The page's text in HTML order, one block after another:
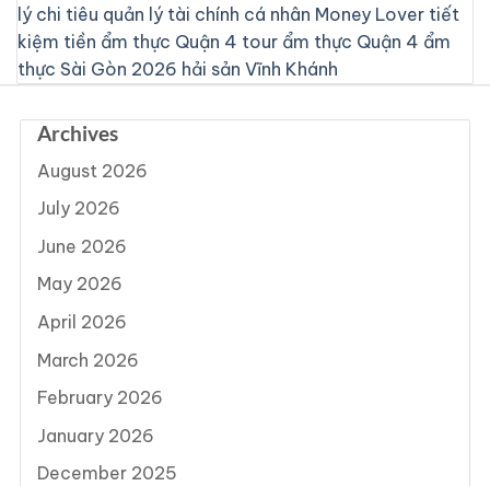
lý chi tiêu quản lý tài chính cá nhân Money Lover tiết
kiệm tiền ẩm thực Quận 4 tour ẩm thực Quận 4 ẩm
thực Sài Gòn 2026 hải sản Vĩnh Khánh
Archives
August 2026
July 2026
June 2026
May 2026
April 2026
March 2026
February 2026
January 2026
December 2025